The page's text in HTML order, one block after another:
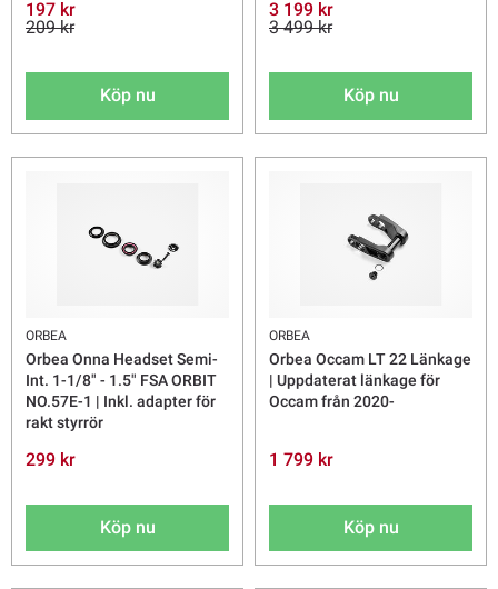
197 kr
209 kr
Köp nu
3 199 kr
3 499 kr
Köp nu
ORBEA
Orbea Onna Headset Semi-
Int. 1-1/8" - 1.5" FSA ORBIT
NO.57E-1 | Inkl. adapter för
rakt styrrör
299 kr
Köp nu
ORBEA
Orbea Occam LT 22 Länkage
| Uppdaterat länkage för
Occam från 2020-
1 799 kr
Köp nu